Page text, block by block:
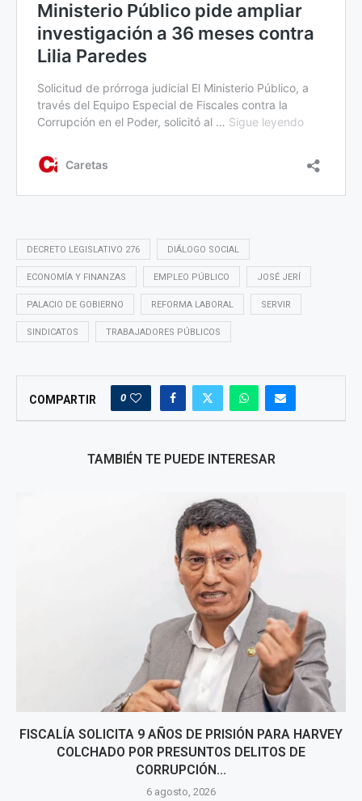
DECRETO LEGISLATIVO 276 DIÁLOGO SOCIAL
ECONOMÍA Y FINANZAS EMPLEO PÚBLICO JOSÉ JERÍ
PALACIO DE GOBIERNO REFORMA LABORAL SERVIR
SINDICATOS TRABAJADORES PÚBLICOS
COMPARTIR 0
TAMBIÉN TE PUEDE INTERESAR
FISCALÍA SOLICITA 9 AÑOS DE PRISIÓN PARA HARVEY
COLCHADO POR PRESUNTOS DELITOS DE
CORRUPCIÓN...
6 agosto, 2026